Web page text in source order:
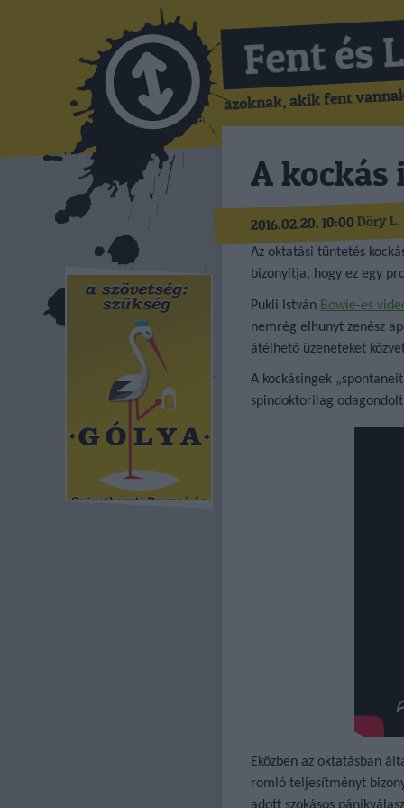
Fent és
azoknak, akik fent
A
2016.02.20. 10:00Döry L.
Az oktatási tüntetés
bizonyítja, hogy ez egy
Pukli István Bowie-es
nemrég elhunyt zenész
átélhető üzeneteket
A kockásingek
spindoktorilag
Eközben az oktatásban
romló teljesítményt